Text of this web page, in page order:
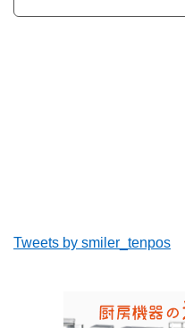
Tweets by smiler_tenpos